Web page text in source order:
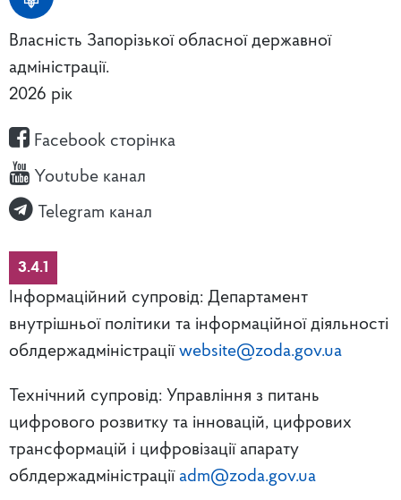
Власність Запорізької обласної державної
адміністрації.
2026 рік
Facebook сторінка
Youtube канал
Telegram канал
3.4.1
Інформаційний супровід: Департамент
внутрішньої політики та інформаційної діяльності
облдержадміністрації website@zoda.gov.ua
Технічний супровід: Управління з питань
цифрового розвитку та інновацій, цифрових
трансформацій і цифровізації апарату
облдержадміністрації adm@zoda.gov.ua